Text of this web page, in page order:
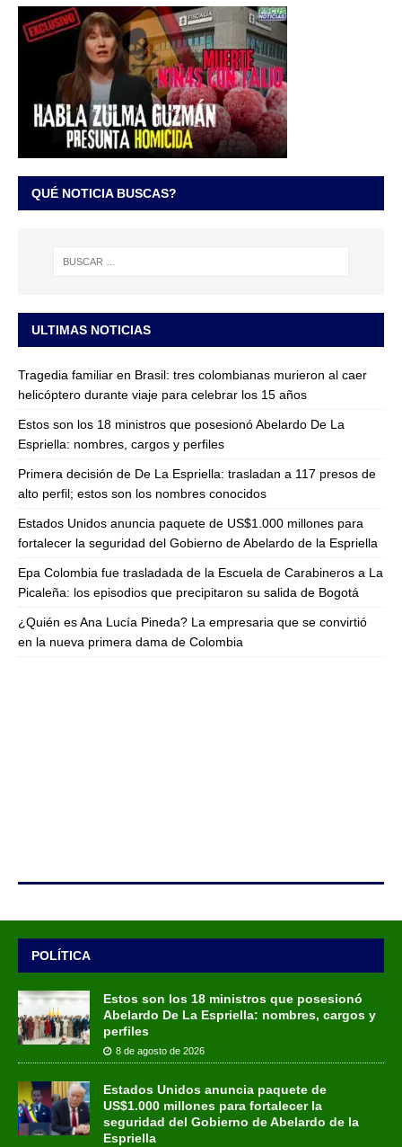
QUÉ NOTICIA BUSCAS?
ULTIMAS NOTICIAS
Tragedia familiar en Brasil: tres colombianas murieron al caer
helicóptero durante viaje para celebrar los 15 años
Estos son los 18 ministros que posesionó Abelardo De La
Espriella: nombres, cargos y perfiles
Primera decisión de De La Espriella: trasladan a 117 presos de
alto perfil; estos son los nombres conocidos
Estados Unidos anuncia paquete de US$1.000 millones para
fortalecer la seguridad del Gobierno de Abelardo de la Espriella
Epa Colombia fue trasladada de la Escuela de Carabineros a La
Picaleña: los episodios que precipitaron su salida de Bogotá
¿Quién es Ana Lucía Pineda? La empresaria que se convirtió
en la nueva primera dama de Colombia
POLÍTICA
Estos son los 18 ministros que posesionó
Abelardo De La Espriella: nombres, cargos y
perfiles
8 de agosto de 2026
Estados Unidos anuncia paquete de
US$1.000 millones para fortalecer la
seguridad del Gobierno de Abelardo de la
Espriella